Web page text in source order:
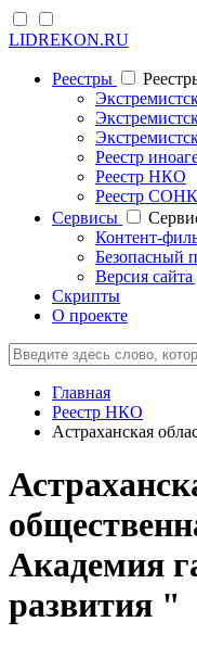
LIDREKON.RU
Реестры
Реестр
Реестр НКО
Реестр
Cервисы
Контент-
Безопасный
Версия
Скрипты
О проекте
Главная
Реестр НКО
Астраханская
Академия
развития "